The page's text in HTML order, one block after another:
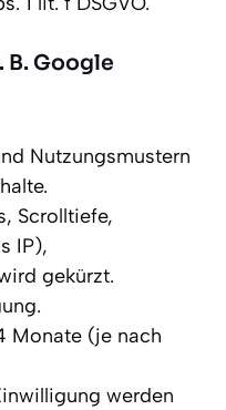
B. Google
Nutzungsmustern
Scrolltiefe,
IP),
gekürzt.
Monate (je nach
werden